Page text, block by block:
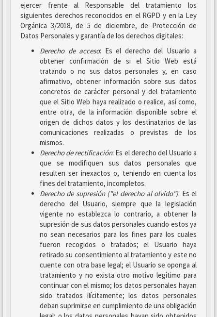
ejercer frente al Responsable del tratamiento los
siguientes derechos reconocidos en el RGPD y en la Ley
Orgánica 3/2018, de 5 de diciembre, de Protección de
Datos Personales y garantía de los derechos digitales:
Derecho de acceso: Es el derecho del Usuario a
obtener confirmación de si el Sitio Web está
tratando o no sus datos personales y, en caso
afirmativo, obtener información sobre sus datos
concretos de carácter personal y del tratamiento
que el Sitio Web haya realizado o realice, así como,
entre otra, de la información disponible sobre el
origen de dichos datos y los destinatarios de las
comunicaciones realizadas o previstas de los
mismos.
Derecho de rectificación: Es el derecho del Usuario a
que se modifiquen sus datos personales que
resulten ser inexactos o, teniendo en cuenta los
fines del tratamiento, incompletos.
Derecho de supresión ("el derecho al olvido"): Es el
derecho del Usuario, siempre que la legislación
vigente no establezca lo contrario, a obtener la
supresión de sus datos personales cuando estos ya
no sean necesarios para los fines para los cuales
fueron recogidos o tratados; el Usuario haya
retirado su consentimiento al tratamiento y este no
cuente con otra base legal; el Usuario se oponga al
tratamiento y no exista otro motivo legítimo para
continuar con el mismo; los datos personales hayan
sido tratados ilícitamente; los datos personales
deban suprimirse en cumplimiento de una obligación